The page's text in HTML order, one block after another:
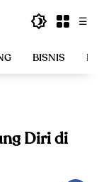
☰
BISNIS
Diri di